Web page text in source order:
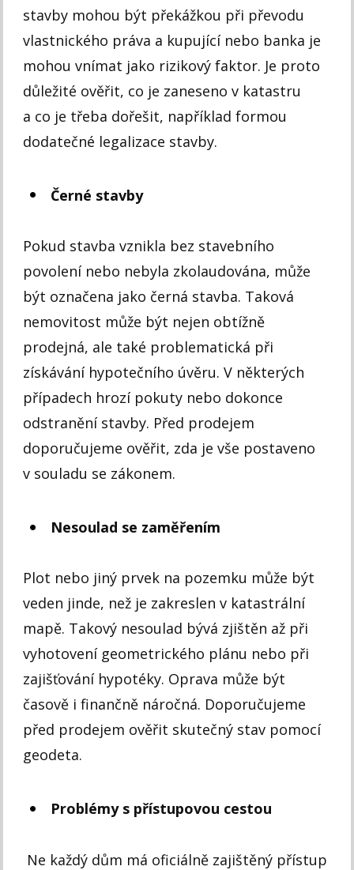
stavby mohou být překážkou při převodu
vlastnického práva a kupující nebo banka je
mohou vnímat jako rizikový faktor. Je proto
důležité ověřit, co je zaneseno v katastru
a co je třeba dořešit, například formou
dodatečné legalizace stavby.
Černé stavby
Pokud stavba vznikla bez stavebního
povolení nebo nebyla zkolaudována, může
být označena jako černá stavba. Taková
nemovitost může být nejen obtížně
prodejná, ale také problematická při
získávání hypotečního úvěru. V některých
případech hrozí pokuty nebo dokonce
odstranění stavby. Před prodejem
doporučujeme ověřit, zda je vše postaveno
v souladu se zákonem.
Nesoulad se zaměřením
Plot nebo jiný prvek na pozemku může být
veden jinde, než je zakreslen v katastrální
mapě. Takový nesoulad bývá zjištěn až při
vyhotovení geometrického plánu nebo při
zajišťování hypotéky. Oprava může být
časově i finančně náročná. Doporučujeme
před prodejem ověřit skutečný stav pomocí
geodeta.
Problémy s přístupovou cestou
Ne každý dům má oficiálně zajištěný přístup